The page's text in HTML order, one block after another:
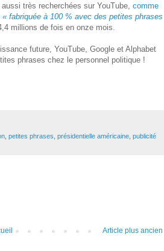
très recherchées sur YouTube, comme
« fabriquée à 100 % avec des petites phrases
millions de fois en onze mois.
future, YouTube, Google et Alphabet
phrases chez le personnel politique !
petites phrases présidentielle américaine publicité
Article plus ancien